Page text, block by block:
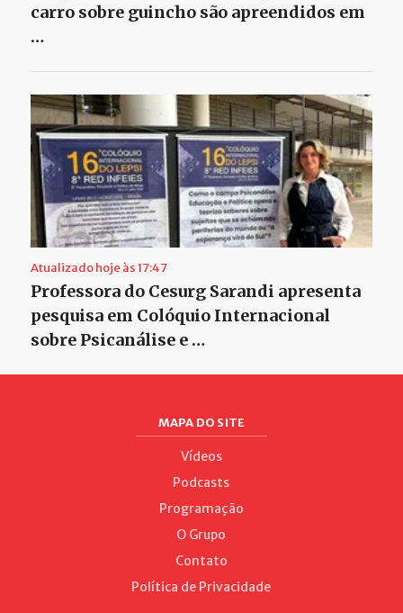
carro sobre guincho são apreendidos em
…
Atualizado hoje às 17:47
Professora do Cesurg Sarandi apresenta
pesquisa em Colóquio Internacional
sobre Psicanálise e …
MAPA DO SITE
Vídeos
Podcasts
Programação
O Grupo
Contato
Política de Privacidade